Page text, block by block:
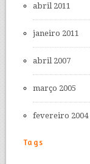
abril 2011
janeiro 2011
abril 2007
março 2005
fevereiro 2004
Tags